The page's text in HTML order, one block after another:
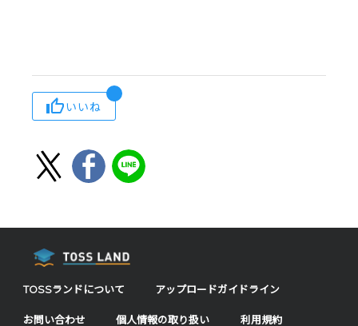
いいね
TOSSランドについて アップロードガイドライン
お問い合わせ 個人情報の取り扱い 利用規約